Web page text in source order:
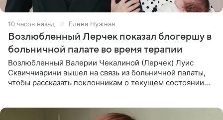
10 часов назад Елена Нужная
Возлюбленный Лерчек показал блогершу в
больничной палате во время терапии
Возлюбленный Валерии Чекалиной (Лерчек) Луис
Сквиччиарини вышел на связь из больничной палаты,
чтобы рассказать поклонникам о текущем состоянии